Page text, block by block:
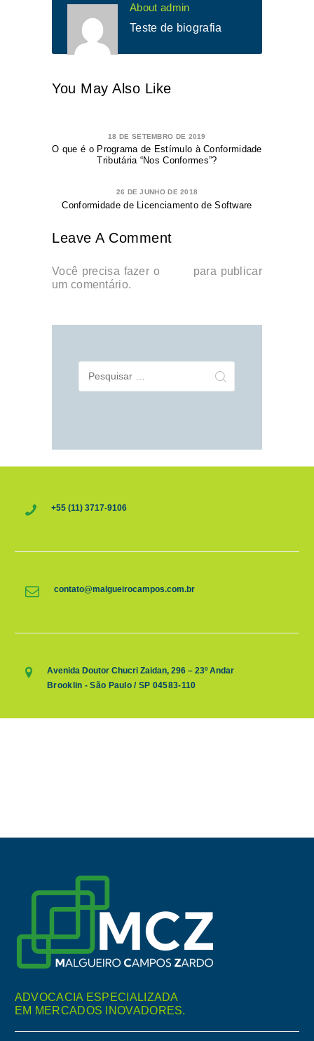
About admin
Teste de biografia
You May Also Like
18 DE SETEMBRO DE 2019
O que é o Programa de Estímulo à Conformidade
Tributária “Nos Conformes”?
26 DE JUNHO DE 2018
Conformidade de Licenciamento de Software
Leave A Comment
Você precisa fazer o
para publicar
um comentário.
por:
+55 (11) 3717-9106
contato@malgueirocampos.com.br
Avenida Doutor Chucri Zaidan, 296 – 23º Andar
Brooklin - São Paulo / SP 04583-110
ADVOCACIA ESPECIALIZADA
EM MERCADOS INOVADORES.